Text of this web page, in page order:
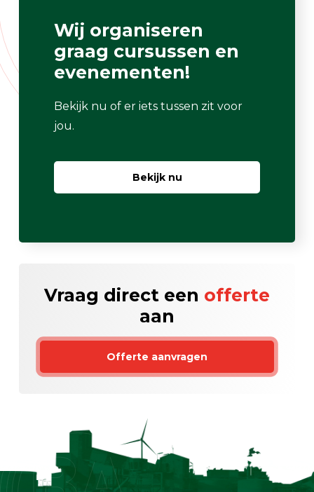
Wij organiseren
graag cursussen en
evenementen!
Bekijk nu of er iets tussen zit voor
jou.
Bekijk nu
Vraag direct een offerte
aan
Offerte aanvragen